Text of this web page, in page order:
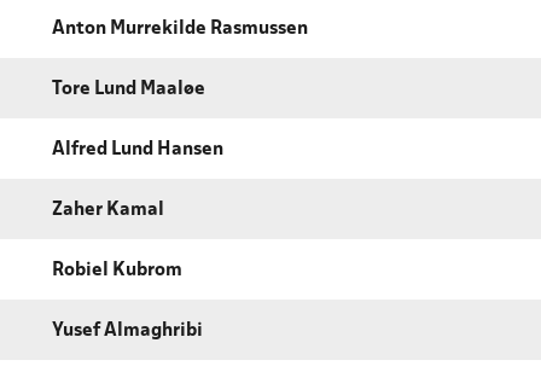
Anton Murrekilde Rasmussen
Tore Lund Maaløe
Alfred Lund Hansen
Zaher Kamal
Robiel Kubrom
Yusef Almaghribi